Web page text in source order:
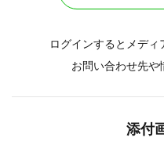
ログインするとメデ
お問い合わせ先や
添付